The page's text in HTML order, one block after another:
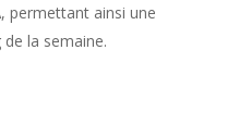
, permettant ainsi une
la semaine.